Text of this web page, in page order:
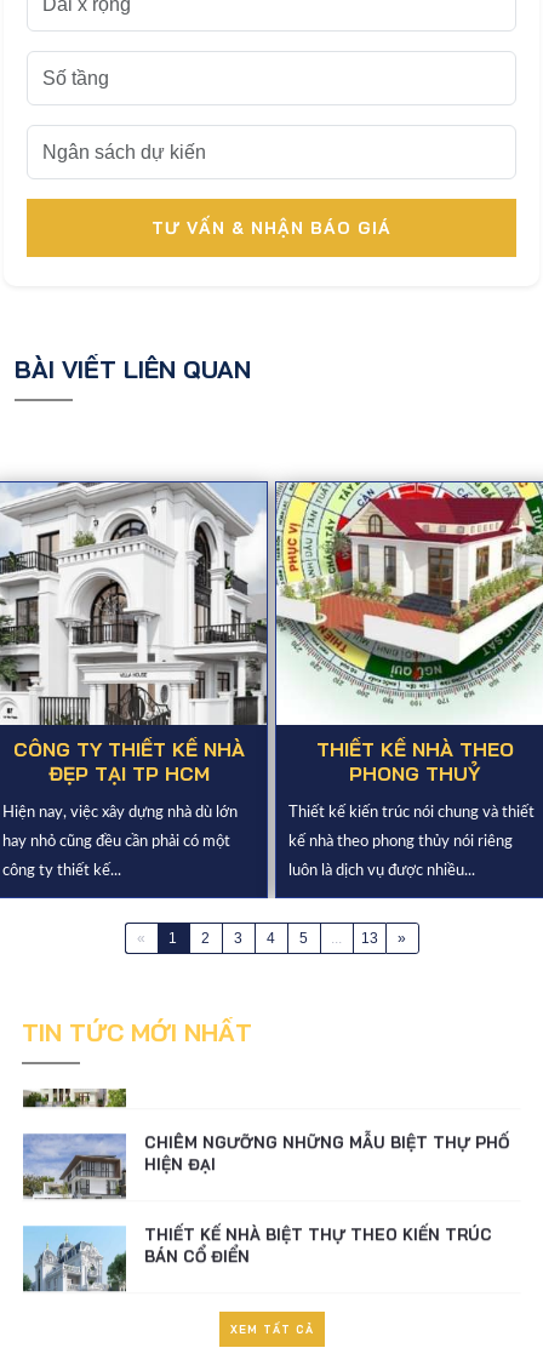
TƯ VẤN & NHẬN BÁO GIÁ
BÀI VIẾT LIÊN QUAN
CÔNG TY THIẾT KẾ NHÀ
ĐẸP TẠI TP HCM
Hiện nay, việc xây dựng nhà dù lớn
hay nhỏ cũng đều cần phải có một
công ty thiết kế...
THIẾT KẾ NHÀ THEO
PHONG THUỶ
Thiết kế kiến trúc nói chung và thiết
kế nhà theo phong thủy nói riêng
luôn là dịch vụ được nhiều...
« 1 2 3 4 5 ... 13 »
TIN TỨC MỚI NHẤT
BÁN CỔ ĐIỂN
THIẾT KẾ NHÀ BIỆT THỰ THEO KIẾN TRÚC
BÁN CỔ ĐIỂN
ĐƠN GIÁ THIẾT KẾ BIỆT THỰ
LƯU Ý KHI THIẾT KẾ BIỆT THỰ THEO PHONG
CÁCH HIỆN ĐẠIXEM TẤT CẢ